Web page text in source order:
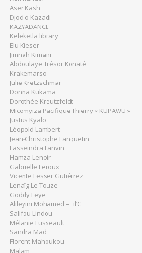
Aser Kash
Djodjo Kazadi
KAZYADANCE
Keleketla library
Elu Kieser
Jimnah Kimani
Abdoulaye Trésor Konaté
Krakemarso
Julie Kretzschmar
Donna Kukama
Dorothée Kreutzfeldt
Micomyiza Pacifique Thierry « KUPAWU »
Justus Kyalo
Léopold Lambert
Jean-Christophe Lanquetin
Lasseindra Lanvin
Hamza Lenoir
Gabrielle Leroux
Vicente Lesser Gutiérrez
Lenaïg Le Touze
Goddy Leye
Alileyini Mohamed – Lil’C
Salifou Lindou
Mélanie Lusseault
Sandra Madi
Florent Mahoukou
Malam